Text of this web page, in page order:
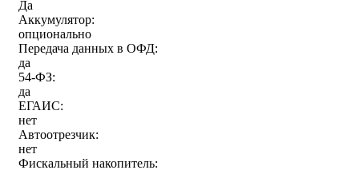
Да
Аккумулятор:
опционально
Передача данных в ОФД:
да
54-ФЗ:
да
ЕГАИС:
нет
Автоотрезчик:
нет
Фискальный накопитель: